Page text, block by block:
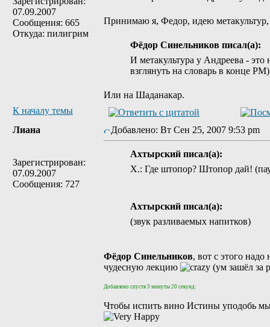
07.09.2007
Сообщения: 665
Откуда: пилигрим
Принимаю я, Федор, идею
Фёдор Синельников писал(а):
И метакультура у Андреева - это
взглянуть на словарь в конце РМ)
Или на Шаданакар.
К началу темы
Лиана
Зарегистрирован:
07.09.2007
Сообщения: 727
Добавлено: Вт Сен 25, 2007 9:53 pm
Ахтырский писал(а):
Х.: Где штопор? Штопор дай!
Ахтырский писал(а):
(звук разливаемых напитков)
Фёдор Синельников, вот с этого
чудесную лекцию
Добавлено спустя 3 минуты 20 секунд:
Чтобы испить вино Истины уподобь